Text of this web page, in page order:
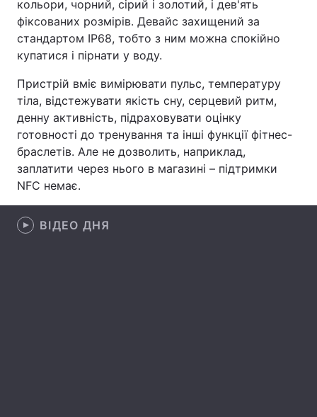
Здоров'я Туризм
Цікавинки
Екологія Регіони
Лонгріди
Відео з Youtube Статті
Архів
кольори, чорний, сірий і золотий, і дев'ять
фіксованих розмірів. Девайс захищений за
стандартом IP68, тобто з ним можна спокійно
купатися і пірнати у воду.
Пристрій вміє вимірювати пульс, температуру
тіла, відстежувати якість сну, серцевий ритм,
денну активність, підраховувати оцінку
готовності до тренування та інші функції фітнес-
браслетів. Але не дозволить, наприклад,
заплатити через нього в магазині – підтримки
NFC немає.
ВІДЕО ДНЯ